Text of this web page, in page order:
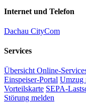
Internet und Telefon
Dachau CityCom
Services
Übersicht Online-
Einspeiser-Portal Umzug
Vorteilskarte SEPA-
Störung melden